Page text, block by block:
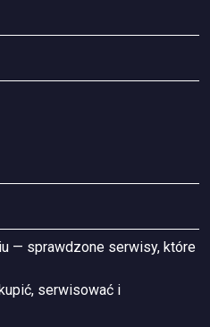
— sprawdzone serwisy, które
serwisować i